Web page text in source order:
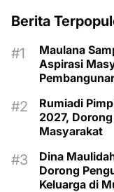
Berita
Maulana
Aspirasi
Rumiadi
2027,
Masyarakat
Dina
Dorong
Keluarga di